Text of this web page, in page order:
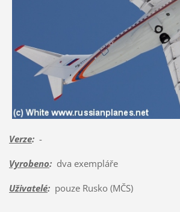
Verze:-
Vyrobeno:dva exempláře
Uživatelé:pouze Rusko (MČS)